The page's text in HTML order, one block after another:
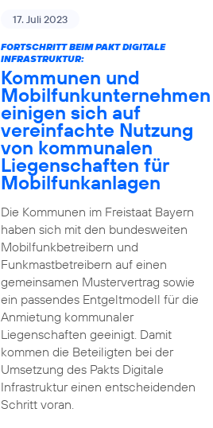
17. Juli 2023
FORTSCHRITT BEIM PAKT DIGITALE
INFRASTRUKTUR:
Kommunen und
Mobilfunkunternehmen
einigen sich auf
vereinfachte Nutzung
von kommunalen
Liegenschaften für
Mobilfunkanlagen
Die Kommunen im Freistaat Bayern
haben sich mit den bundesweiten
Mobilfunkbetreibern und
Funkmastbetreibern auf einen
gemeinsamen Mustervertrag sowie
ein passendes Entgeltmodell für die
Anmietung kommunaler
Liegenschaften geeinigt. Damit
kommen die Beteiligten bei der
Umsetzung des Pakts Digitale
Infrastruktur einen entscheidenden
Schritt voran.